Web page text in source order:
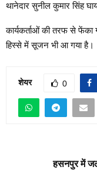
थानेदार सुनील कुमार सिंह
कार्यकर्ताओं की तरफ से फेंका
हिस्से में सूजन भी आ गया है।
शेयर 0
हसनपुर में